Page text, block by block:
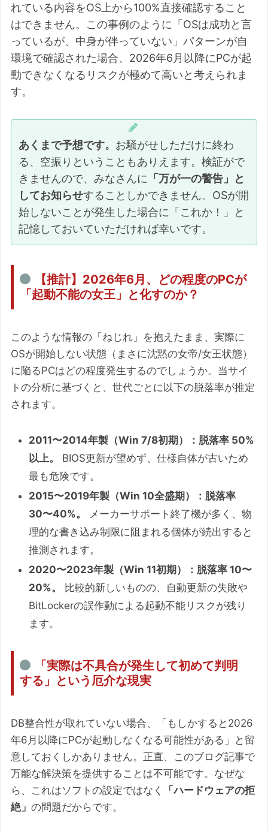
れている内容をOS上から100%直接確認すること
はできません。この事例のように「OSは成功と言
っているが、中身が伴っていない」パターンが自
環境で確認された場合、2026年6月以降にPCが起
動できなくなるリスクが極めて高いと考えられま
す。
あくまで予想です。 お騒がせしただけに終わ
る、空振りということもありえます。検証がで
きませんので、みなさんに 「万が一の警告」と
してお知らせすることしかできません。OSが開
始しないことが発生した場合に「これか！」と
記憶しておいていただければ幸いです。
【推計】2026年6月、どの程度のPCが
「起動不能の女王」と化すのか？
このような情報の「ねじれ」を抱えたまま、実際に
OSが開始しない状態（まさに沈黙の女帝/女王状態）
に陥るPCはどの程度発生するのでしょうか。当サイ
トの分析に基づくと、世代ごとに以下の脱落率が推定
されます。
2011〜2014年製（Win 7/8初期）：脱落率 50%
以上。
BIOS更新が望めず、仕様自体が古いため
最も危険です。
2015〜2019年製（Win 10全盛期）：脱落率
30〜40%。
メーカーサポート終了機が多く、物
理的な書き込み制限に阻まれる個体が続出すると
推測されます。
2020〜2023年製（Win 11初期）：脱落率 10〜
20%。
比較的新しいものの、自動更新の失敗や
BitLockerの誤作動による起動不能リスクが残り
ます。
「実際は不具合が発生して初めて判明
する」という厄介な現実
DB整合性が取れていない場合、「もしかすると2026
年6月以降にPCが起動しなくなる可能性がある」と留
意しておくしかありません。正直、このブログ記事で
万能な解決策を提供することは不可能です。なぜな
ら、これはソフトの設定ではなく
「ハードウェアの拒
絶」の問題だからです。